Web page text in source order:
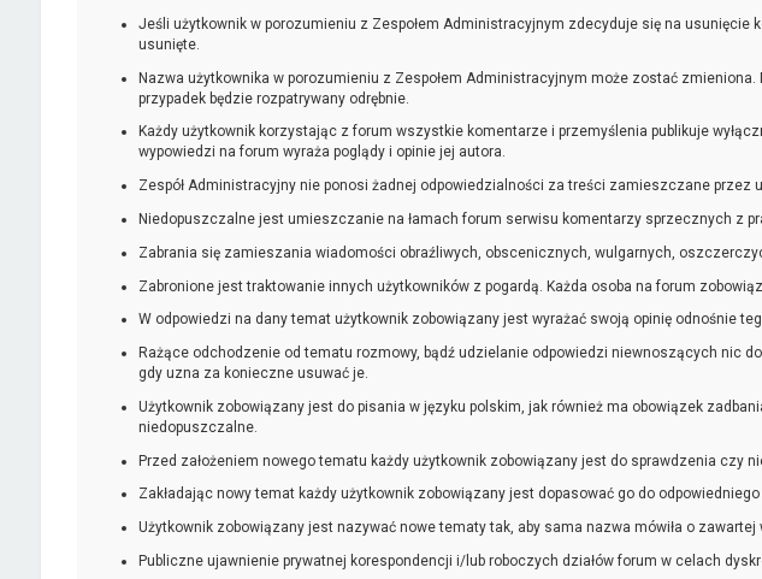
Jeśli użytkownik w porozumieniu z Zespołem Administracyjnym zdecyduje się na
usunięte.
Nazwa użytkownika w porozumieniu z Zespołem Administracyjnym może zostać
przypadek będzie rozpatrywany odrębnie.
Każdy użytkownik korzystając z forum wszystkie komentarze i przemyślenia publikuje
wypowiedzi na forum wyraża poglądy i opinie jej autora.
Zespół Administracyjny nie ponosi żadnej odpowiedzialności za treści zamieszczane przez
Niedopuszczalne jest umieszczanie na łamach forum serwisu komentarzy sprzecznych z
Zabrania się zamieszania wiadomości obraźliwych, obscenicznych, wulgarnych,
Zabronione jest traktowanie innych użytkowników z pogardą. Każda osoba na forum
W odpowiedzi na dany temat użytkownik zobowiązany jest wyrażać swoją opinię odnośnie
Rażące odchodzenie od tematu rozmowy, bądź udzielanie odpowiedzi niewnoszących nic
gdy uzna za konieczne usuwać je.
Użytkownik zobowiązany jest do pisania w języku polskim, jak również ma obowiązek
niedopuszczalne.
Przed założeniem nowego tematu każdy użytkownik zobowiązany jest do sprawdzenia czy
Zakładając nowy temat każdy użytkownik zobowiązany jest dopasować go do odpowiedniego
Użytkownik zobowiązany jest nazywać nowe tematy tak, aby sama nazwa mówiła o
Publiczne ujawnienie prywatnej korespondencji i/lub roboczych działów forum w celach